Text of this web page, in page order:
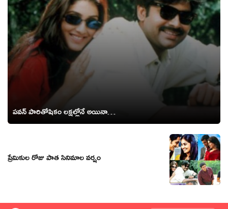
పవన్ పారితోషికం లక్షల్లోనే అయినా…
ప్రేమికుల రోజు పాత సినిమాల వర్షం